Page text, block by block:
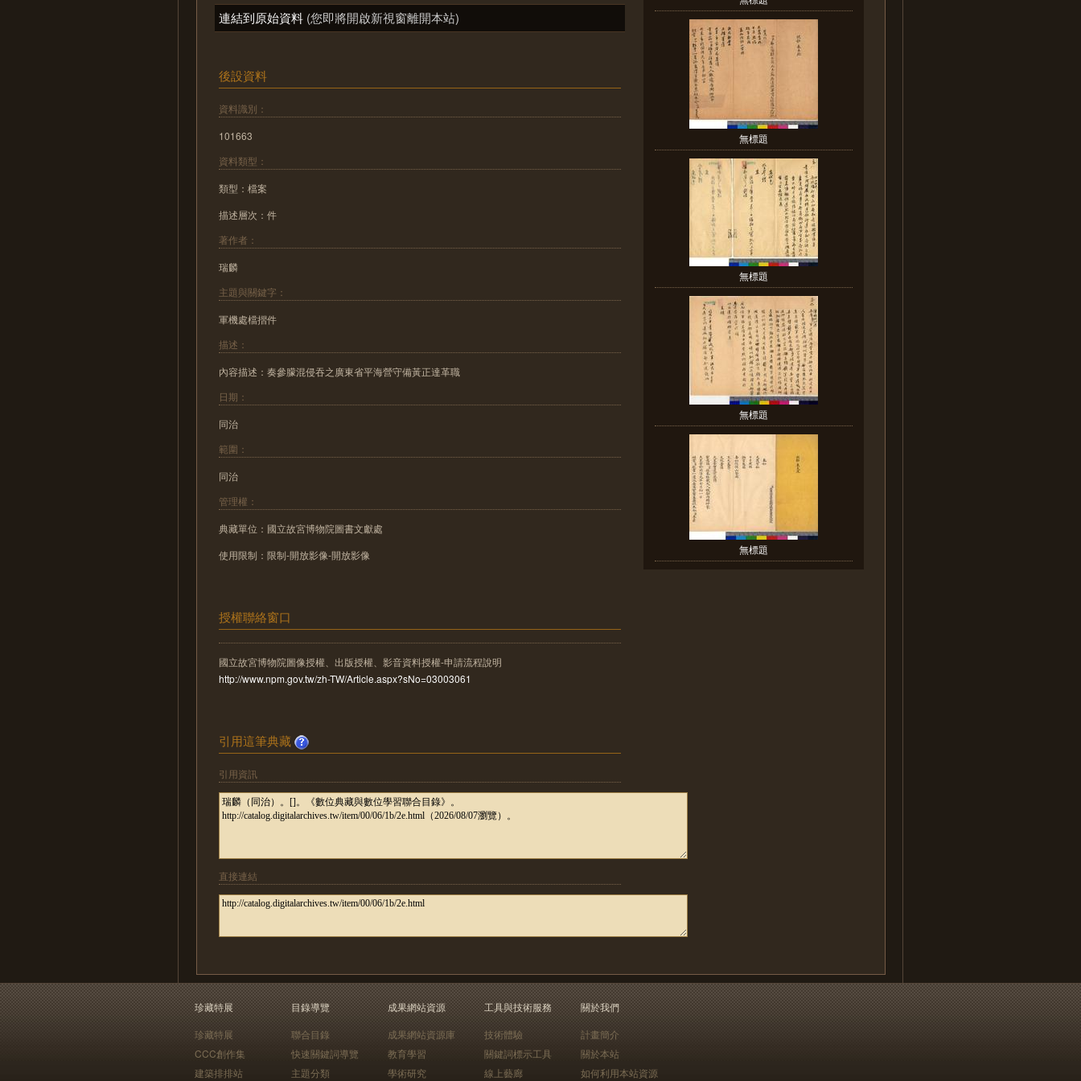
連結到原始資料 (您即將開啟新視窗離開本站)
後設資料
資料識別：
101663
資料類型：
類型：檔案
描述層次：件
著作者：
瑞麟
主題與關鍵字：
軍機處檔摺件
描述：
內容描述：奏參朦混侵吞之廣東省平海營守備黃正達革職
日期：
同治
範圍：
同治
管理權：
典藏單位：國立故宮博物院圖書文獻處
使用限制：限制-開放影像-開放影像
授權聯絡窗口
國立故宮博物院圖像授權、出版授權、影音資料授權-申請流程說明
http://www.npm.gov.tw/zh-TW/Article.aspx?sNo=03003061
引用這筆典藏
引用資訊
直接連結
無標題
無標題
無標題
無標題
珍藏特展
珍藏特展
CCC創作集
建築排排站
目錄導覽
聯合目錄
快速關鍵詞導覽
主題分類
成果網站資源
成果網站資源庫
教育學習
學術研究
工具與技術服務
技術體驗
關鍵詞標示工具
線上藝廊
關於我們
計畫簡介
關於本站
如何利用本站資源